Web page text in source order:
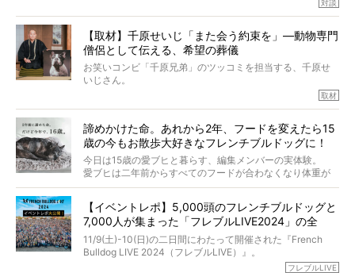
力をもつお笑い芸人「シークエンスはやとも」さんに、愛
犬の旅立ちや供養についてインタビュー。
インタビュアー兼対談相手は、大の犬好きで心霊分野の知
識にも長けているPELIさん。
「愛犬が旅立ったあと、ベッドやおもちゃはどうすればい
くれる？」
さらには、霊感がない人でも愛犬が成仏したことを知る方
法まで。
お笑い芸人だからこそ暗くなりすぎない、むしろ心がスッ
と軽くなる。
永久保存版のスペシャル対談です！
対談
【取材】千原せいじ「また会う約束を」―動物専門
僧侶として伝える、希望の葬儀
お笑いコンビ「千原兄弟」のツッコミを担当する、千原せ
いじさん。
た。
僧侶としての名は「靖賢（せいけん）」。
当時54歳という年齢にして、なぜ動物専門僧侶という道を
選んだのか。
また、愛犬の旅立ちとどのように向き合うべきなのか。
た。
取材
諦めかけた命。あれから2年、フードを変えたら15
歳の今もお散歩大好きなフレンチブルドッグに！
今日は15歳の愛ブヒと暮らす、編集メンバーの実体験。
愛ブヒは二年前からすべてのフードが合わなくなり体重が
激減。検査をしても異常はなく「年齢のせいですね…」と言
もう諦めるしかないのかな…そんなとき、我が家に届いたの
が「THE fu-do(ザ・フード)」の試食品でした。
そして「THE fu-do(ザ・フード)」を食べつづけて二年、愛
ブヒは15歳になり、今も元気にお散歩をしています。
今回は、二年前の絶望から今までを包み隠さず、時系列で
【イベントレポ】5,000頭のフレンチブルドッグと
7,000人が集まった「フレブルLIVE2024」の全
貌！
11/9(土)-10(日)の二日間にわたって開催された『French
Bulldog LIVE 2024（フレブルLIVE）』。
今年はのべ5,000頭のフレンチブルドッグと7,000人のフレ
フレブルLIVE